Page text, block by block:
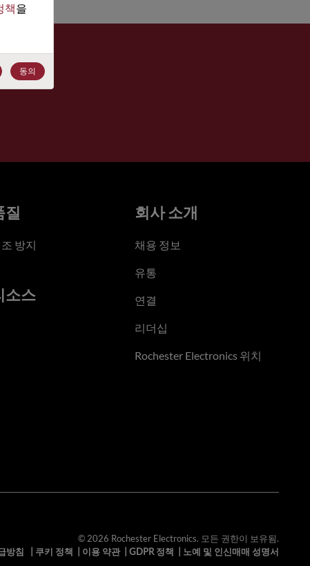
책을
동의
질
방지
소스
회사 소개
채용 정보
유통
연결
리더십
Rochester Electronics 위치
© 2026 Rochester Electronics. 모든 권한이 보유됨.
방침
쿠키 정책 이용 약관| GDPR 정책 노예 및 인신매매 성명서